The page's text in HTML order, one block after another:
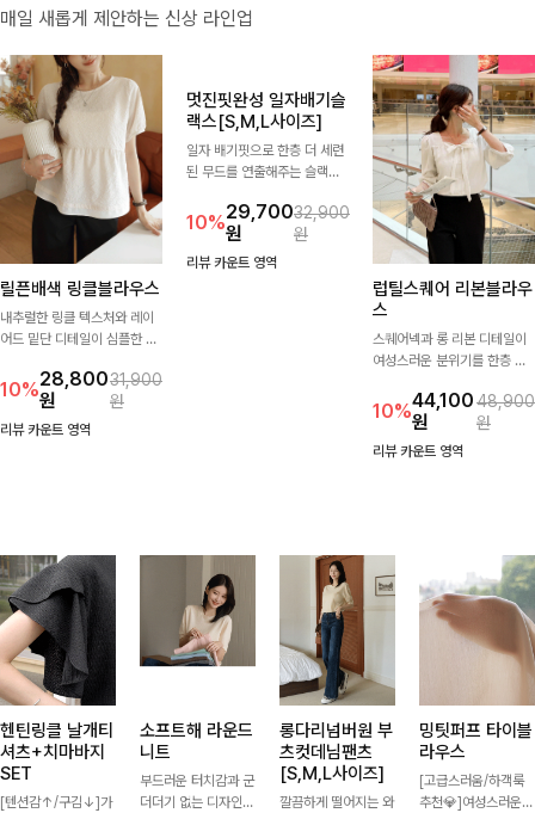
매일 새롭게 제안하는 신상 라인업
릴픈배색 링클블라우스
내추럴한 링클 텍스처와 레이
어드 밑단 디테일이 심플한 디
볍게 툭 입기만 해도 멋스러운
스타일을 완성해드려요- 여유
로운 핏으로 군살은 자연스럽
10%28,800
원
31,900
원
리뷰 카운트 영역
럽틸스퀘어 리본블라우
스
스퀘어넥과 롱 리본 디테일이
여성스러운 분위기를 한층 더
스럽게 잡힌 셔링과 봉긋한 소
매가 여리한 실루엣을 연출해
특별한 날은 물론 데일리룩으
10%44,100
원
48,900
원
리뷰 카운트 영역
헨틴링클 날개티
셔츠+치마바지
SET
[텐션감↑/구김↓]가
소프트해 라운드
니트
부드러운 터치감과 군
더더기 없는 디자인으
롱다리넘버원 부
츠컷데님팬츠
[S,M,L사이즈]
깔끔하게 떨어지는 와
밍팃퍼프 타이블
라우스
[고급스러움/하객룩
추천💎]여성스러운